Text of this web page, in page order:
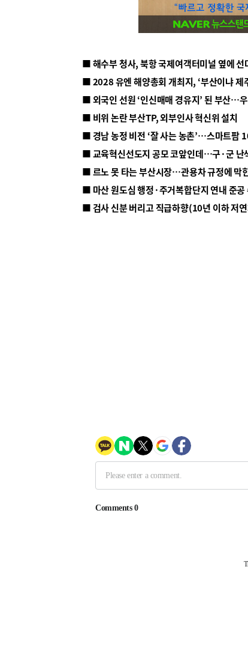
■ 해수부 청사, 북항 국제여객터미널 옆에 선
■ 2028 유엔 해양총회 개최지, ‘부산이냐 제
■ 외국인 선원 ‘인신매매 경유지’ 된 부산…
■ 비위 논란 부산TP, 외부인사 혁신위 설치
■ 르노 못 타는 부산시장…관용차 규정에 막
■ 마산 원도심 행정·주거복합단지 연내 준공